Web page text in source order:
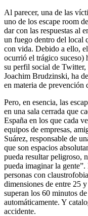
Al parecer, una de las
uno de los escape room
dar con las respuestas al
un fuego dentro del local
con vida. Debido a ello,
ocurrió el trágico suceso)
su perfil social de
Joachim Brudzinski, ha
en materia de prevención
Pero, en esencia, las
en una sala cerrada que
España en los que cada
equipos de empresas,
Suárez, responsable de
que son espacios
pueda resultar peligroso,
pueda imaginar la
personas con
dimensiones de entre 25
superan los 60 minutos
automáticamente. Y
accidente.